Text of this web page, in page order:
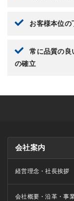
お客様本位の
常に品質の良
の確立
会社案内
経営理念・社長挨拶
会社概要・沿革・事